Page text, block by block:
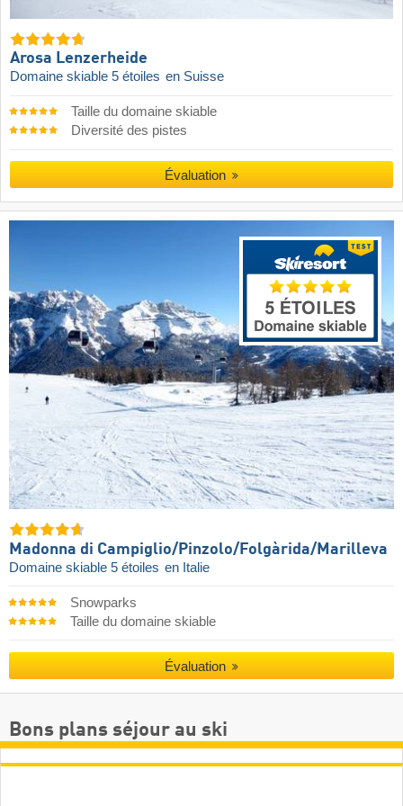
Arosa Lenzerheide
Domaine skiable 5 étoiles en Suisse
Taille du domaine skiable
Diversité des pistes
Évaluation
Madonna di Campiglio/​Pinzolo/​Folgàrida/​Marilleva
Domaine skiable 5 étoiles en Italie
Snowparks
Taille du domaine skiable
Évaluation
Bons plans séjour au ski